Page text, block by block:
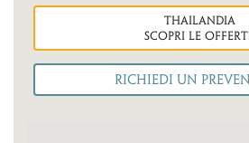
thailandia
Scopri le OFFERTE